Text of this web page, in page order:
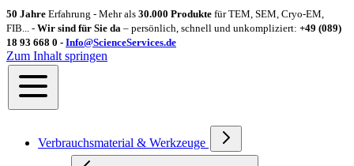
50 Jahre Erfahrung - Mehr als 30.000 Produkte für TEM, SEM, Cryo-EM,
FIB... - Wir sind für Sie da – persönlich, schnell und unkompliziert: +49 (089)
18 93 668 0 - Info@ScienceServices.de
Zum Inhalt springen
Verbrauchsmaterial & Werkzeuge